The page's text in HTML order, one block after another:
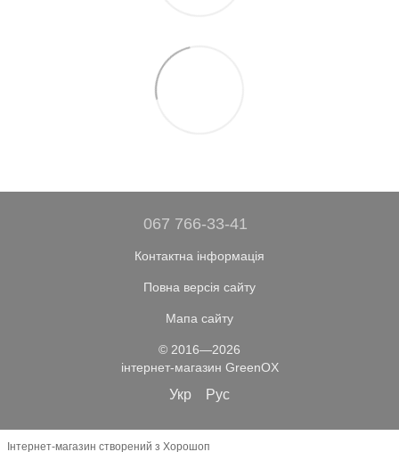
067 766-33-41
Контактна інформація
Повна версія сайту
Мапа сайту
© 2016—2026
інтернет-магазин GreenOX
Укр Рус
Інтернет-магазин створений з Хорошоп